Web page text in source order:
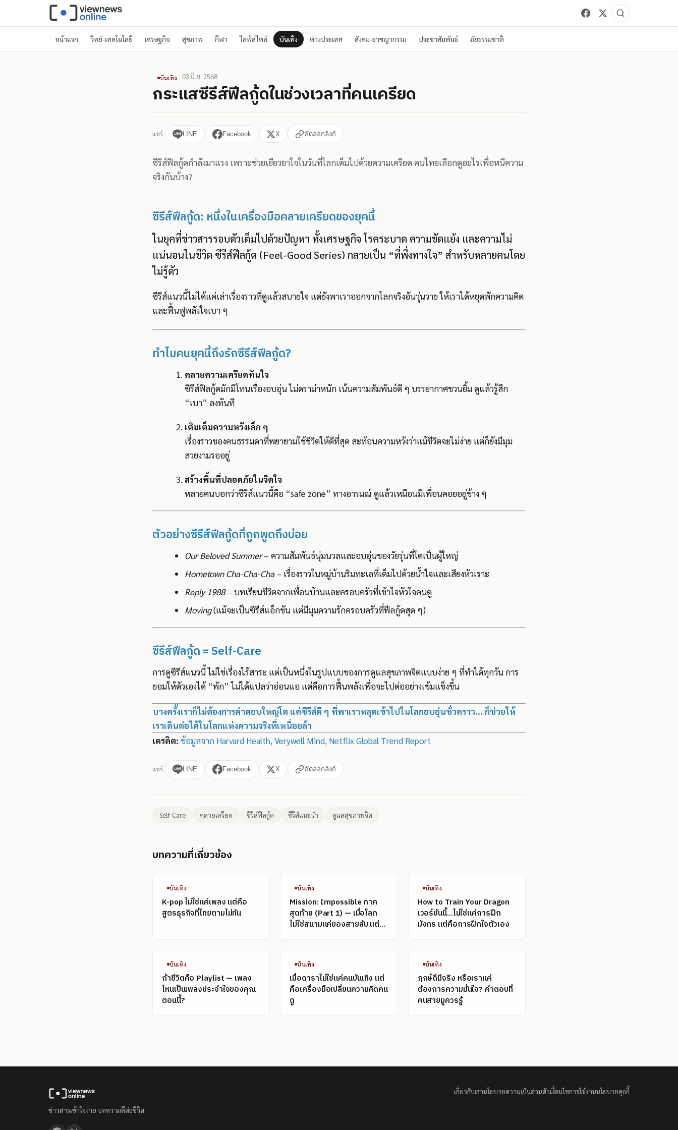
หน้าแรก วิทย์-เทคโนโลยี เศรษฐกิจ สุขภาพ กีฬา ไลฟ์สไตล์ บันเทิง ต่างประเทศ สังคม-อาชญากรรม ประชาสัมพันธ์ ภัยธรรมชาติ
บันเทิง 03 มิ.ย. 2568
กระแสซีรีส์ฟีลกู้ดในช่วงเวลาที่คนเครียด
แชร์ LINE Facebook X คัดลอกลิงก์
ซีรีส์ฟีลกู้ดกำลังมาแรง เพราะช่วยเยียวยาใจในวันที่โลกเต็มไปด้วยความเครียด คนไทยเลือกดูอะไรเพื่อหนีความ
จริงกันบ้าง?
ซีรีส์ฟีลกู้ด: หนึ่งในเครื่องมือคลายเครียดของยุคนี้
ในยุคที่ข่าวสารรอบตัวเต็มไปด้วยปัญหา ทั้งเศรษฐกิจ โรคระบาด ความขัดแย้ง และความไม่
แน่นอนในชีวิต ซีรีส์ฟีลกู้ด (Feel-Good Series) กลายเป็น “ที่พึ่งทางใจ” สำหรับหลายคนโดย
ไม่รู้ตัว
ซีรีส์แนวนี้ไม่ได้แค่เล่าเรื่องราวที่ดูแล้วสบายใจ แต่ยังพาเราออกจากโลกจริงอันวุ่นวาย ให้เราได้หยุดพักความคิด
และฟื้นฟูพลังใจเบา ๆ
ทำไมคนยุคนี้ถึงรักซีรีส์ฟีลกู้ด?
คลายความเครียดทันใจ
ซีรีส์ฟีลกู้ดมักมีโทนเรื่องอบอุ่น ไม่ดราม่าหนัก เน้นความสัมพันธ์ดี ๆ บรรยากาศชวนยิ้ม ดูแล้วรู้สึก
“เบา” ลงทันที
เติมเต็มความหวังเล็ก ๆ
เรื่องราวของคนธรรมดาที่พยายามใช้ชีวิตให้ดีที่สุด สะท้อนความหวังว่าแม้ชีวิตจะไม่ง่าย แต่ก็ยังมีมุม
สวยงามรออยู่
สร้างพื้นที่ปลอดภัยในจิตใจ
หลายคนบอกว่าซีรีส์แนวนี้คือ “safe zone” ทางอารมณ์ ดูแล้วเหมือนมีเพื่อนคอยอยู่ข้าง ๆ
ตัวอย่างซีรีส์ฟีลกู้ดที่ถูกพูดถึงบ่อย
Our Beloved Summer– ความสัมพันธ์นุ่มนวลและอบอุ่นของวัยรุ่นที่โตเป็นผู้ใหญ่
Hometown Cha-Cha-Cha – เรื่องราวในหมู่บ้านริมทะเลที่เต็มไปด้วยน้ำใจและเสียงหัวเราะ
Reply 1988– บทเรียนชีวิตจากเพื่อนบ้านและครอบครัวที่เข้าใจหัวใจคนดู
Moving(แม้จะเป็นซีรีส์แอ็กชัน แต่มีมุมความรักครอบครัวที่ฟีลกู้ดสุด ๆ)
ซีรีส์ฟีลกู้ด = Self-Care
การดูซีรีส์แนวนี้ ไม่ใช่เรื่องไร้สาระ แต่เป็นหนึ่งในรูปแบบของการดูแลสุขภาพจิตแบบง่าย ๆ ที่ทำได้ทุกวัน การ
ยอมให้ตัวเองได้ “พัก” ไม่ได้แปลว่าอ่อนแอ แต่คือการฟื้นพลังเพื่อจะไปต่ออย่างเข้มแข็งขึ้น
บางครั้งเราก็ไม่ต้องการคำตอบใหญ่โต แค่ซีรีส์ดี ๆ ที่พาเราหลุดเข้าไปในโลกอบอุ่นชั่วคราว... ก็ช่วยให้
เราเดินต่อได้ในโลกแห่งความจริงที่เหนื่อยล้า
เครดิต: ข้อมูลจาก Harvard Health, Verywell Mind, Netflix Global Trend Report
แชร์ LINE Facebook X คัดลอกลิงก์
Self-Care คลายเครียด ซีรีส์ฟีลกู้ด ซีรีส์แนะนำ ดูแลสุขภาพจิต
บทความที่เกี่ยวข้อง
บันเทิง
K-pop ไม่ใช่แค่เพลง แต่คือ
สูตรธุรกิจที่ไทยตามไม่ทัน
บันเทิง
Mission: Impossible ภาค
สุดท้าย (Part 1) — เมื่อโลก
ไม่ใช่สนามแค่ของสายลับ แต่
บันเทิง
How to Train Your Dragon
เวอร์ชันนี้...ไม่ใช่แค่การฝึก
มังกร แต่คือการฝึกใจตัวเอง
บันเทิง
ถ้าชีวิตคือ Playlist — เพลง
ไหนเป็นเพลงประจำใจของคุณ
ตอนนี้?
บันเทิง
เมื่อดาราไม่ใช่แค่คนบันเทิง แต่
คือเครื่องมือเปลี่ยนความคิดคน
ดู
บันเทิง
ฤกษ์ดีมีจริง หรือเราแค่
ต้องการความมั่นใจ? คำตอบที่
คนสายมูควรรู้
ข่าวสารเข้าใจง่าย บทความดีต่อชีวิต
เกี่ยวกับเรานโยบายความเป็นส่วนตัวเงื่อนไขการใช้งานนโยบายคุกกี้